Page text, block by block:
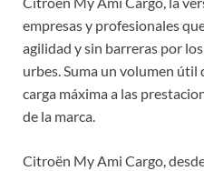
empresas y profesionales
agilidad y sin barreras por
urbes. Suma un volumen
carga máxima a las
de la marca.
Citroën My Ami Cargo,